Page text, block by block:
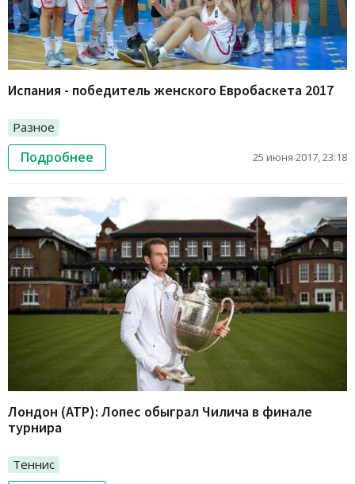
Испания - победитель женского Евробаскета 2017
Разное
Подробнее 25 июня 2017, 23:18
Лондон (ATP): Лопес обыграл Чилича в финале
турнира
Теннис